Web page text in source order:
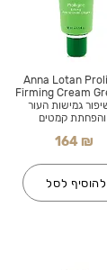
Anna Lotan
Firming Cream
גמישות העור
והפחתת קמטים
164 ₪
להוסיף לסל